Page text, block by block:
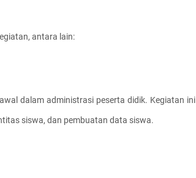
antara lain:
dalam administrasi peserta didik. Kegiatan ini
siswa, dan pembuatan data siswa.